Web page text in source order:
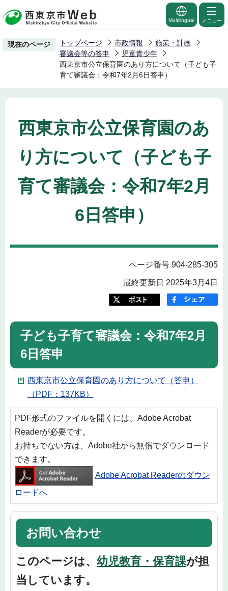
の
ー
先
頭
Multilingual メニュー
現在のページ トップページ 市政情報
施策・計画
審議会等の答申
児童青少年
西東京市公立保育園のあり方について（子ども子
育て審議会：令和7年2月6日答申）
西東京市公立保育園のあ
り方について（子ども子
育て審議会：令和7年2月
6日答申）
ページ番号 904-285-305
最終更新日 2025年3月4日
子ども子育て審議会：令和7年2月
6日答申
西東京市公立保育園のあり方について（答申）
（PDF：137KB）
PDF形式のファイルを開くには、Adobe Acrobat
Readerが必要です。
お持ちでない方は、Adobe社から無償でダウンロード
できます。
Adobe Acrobat Readerのダウン
ロードへ
お問い合わせ
このページは、 幼児教育・保育課が担
当しています。